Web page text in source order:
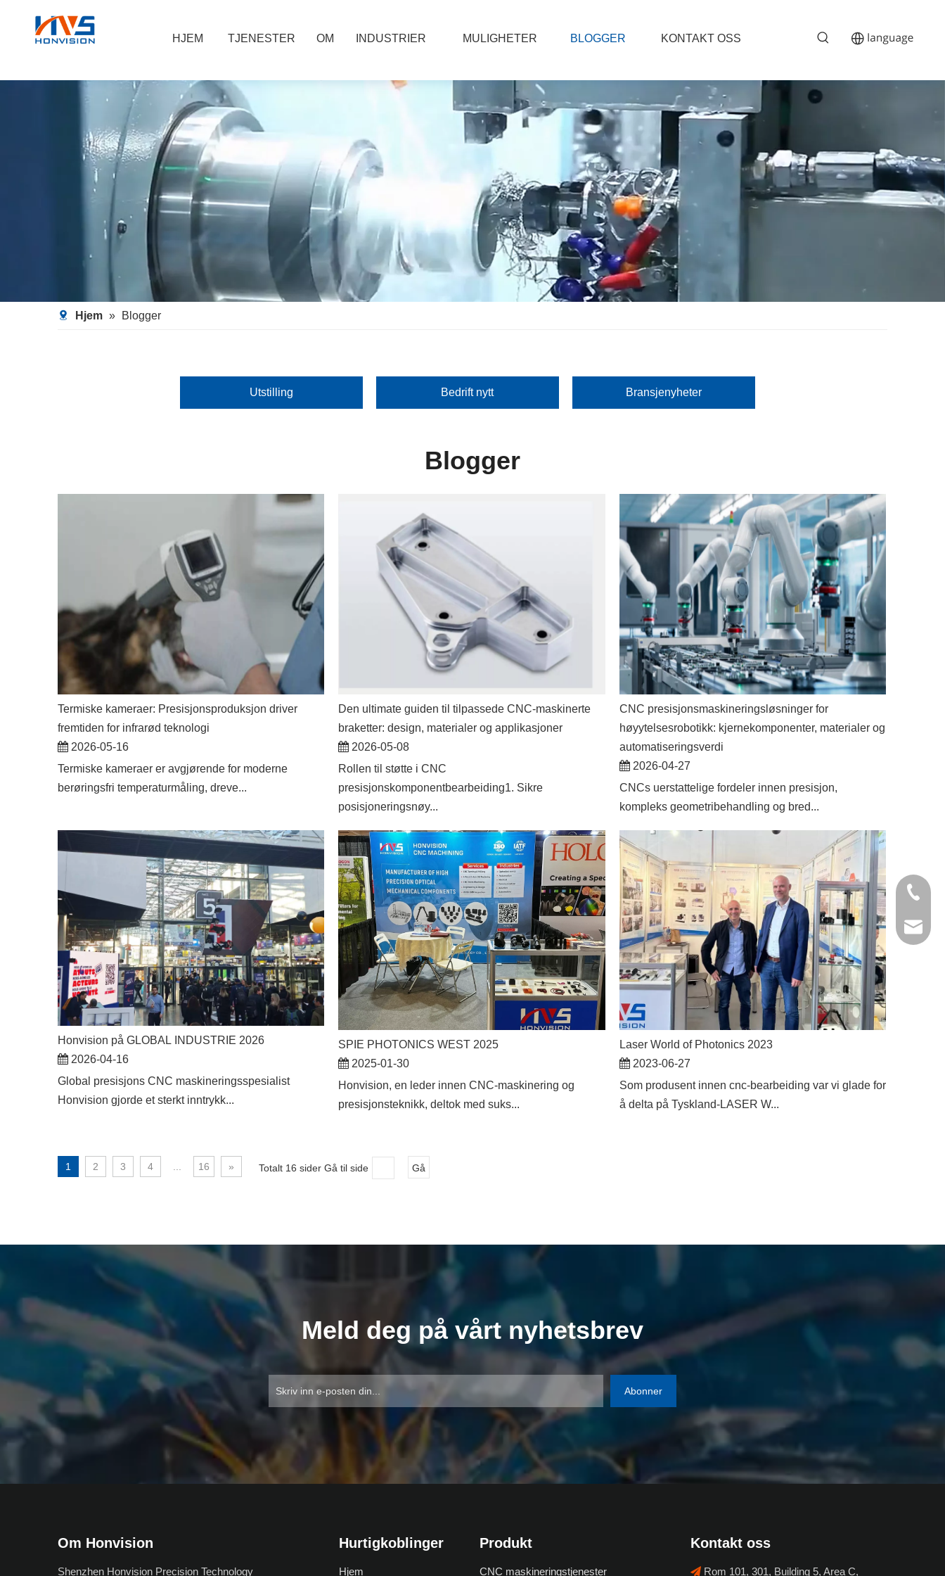
HJEM TJENESTER OM INDUSTRIER MULIGHETER BLOGGER KONTAKT OSS
Hjem » Blogger
Utstilling Bedrift nytt Bransjenyheter
Blogger
Termiske kameraer: Presisjonsproduksjon driver
fremtiden for infrarød teknologi
2026-05-16
Termiske kameraer er avgjørende for moderne
berøringsfri temperaturmåling, dreve...
Den ultimate guiden til tilpassede CNC-maskinerte
braketter: design, materialer og applikasjoner
2026-05-08
Rollen til støtte i CNC
presisjonskomponentbearbeiding1. Sikre
posisjoneringsnøy...
CNC presisjonsmaskineringsløsninger for
høyytelsesrobotikk: kjernekomponenter, materialer og
automatiseringsverdi
2026-04-27
CNCs uerstattelige fordeler innen presisjon,
kompleks geometribehandling og bred...
Honvision på GLOBAL INDUSTRIE 2026
2026-04-16
Global presisjons CNC maskineringsspesialist
Honvision gjorde et sterkt inntrykk...
SPIE PHOTONICS WEST 2025
2025-01-30
​Honvision, en leder innen CNC-maskinering og
presisjonsteknikk, deltok med suks...
Laser World of Photonics 2023
2023-06-27
Som produsent innen cnc-bearbeiding var vi glade for
å delta på Tyskland-LASER W...
1 2 3 4 16 » Totalt 16 sider Gå til side Gå
Meld deg på vårt nyhetsbrev
Abonner
Om Honvision
Shenzhen Honvision Precision Technology
Hurtigkoblinger
Hjem
Produkt
CNC maskineringstjenester
Kontakt oss
 Rom 101, 301, Building 5, Area C,
+86-